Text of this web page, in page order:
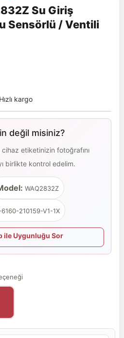
Su Giriş
Sensörlü / Ventili
kargo
değil misiniz?
cihaz etiketinizin fotoğrafını
birlikte kontrol edelim.
WAQ2832Z
210159-V1-1X
ile Uygunluğu Sor